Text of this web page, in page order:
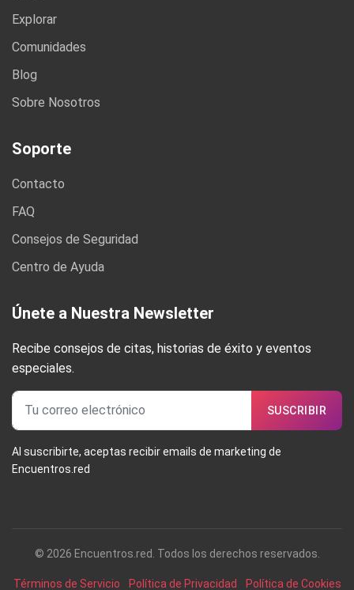
Explorar
Comunidades
Blog
Sobre Nosotros
Soporte
Contacto
FAQ
Consejos de Seguridad
Centro de Ayuda
Únete a Nuestra Newsletter
Recibe consejos de citas, historias de éxito y eventos
especiales.
SUSCRIBIR
Al suscribirte, aceptas recibir emails de marketing de
Encuentros.red
© 2026 Encuentros.red. Todos los derechos reservados.
Términos de Servicio Política de Privacidad Política de Cookies